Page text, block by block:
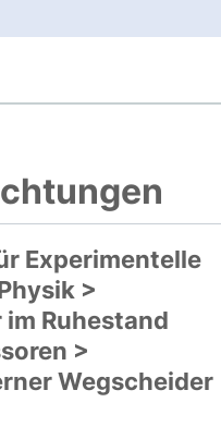
Experimentelle
>
Ruhestand
>
Wegscheider